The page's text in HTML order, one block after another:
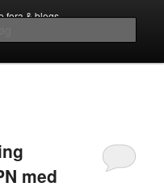
fora & blogs
med